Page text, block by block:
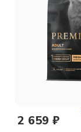
2 659 ₽